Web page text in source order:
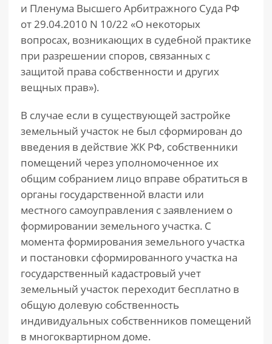
и Пленума Высшего Арбитражного Суда РФ
от 29.04.2010 N 10/22 «О некоторых
вопросах, возникающих в судебной практике
при разрешении споров, связанных с
защитой права собственности и других
вещных прав»).
В случае если в существующей застройке
земельный участок не был сформирован до
введения в действие ЖК РФ, собственники
помещений через уполномоченное их
общим собранием лицо вправе обратиться в
органы государственной власти или
местного самоуправления с заявлением о
формировании земельного участка. С
момента формирования земельного участка
и постановки сформированного участка на
государственный кадастровый учет
земельный участок переходит бесплатно в
общую долевую собственность
индивидуальных собственников помещений
в многоквартирном доме.